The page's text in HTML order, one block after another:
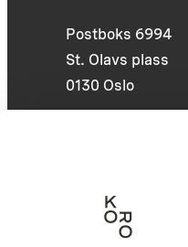
Postboks 6994
St. Olavs plass
0130 Oslo